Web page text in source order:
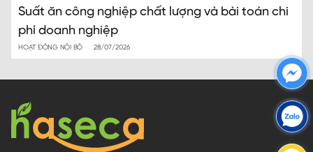
Suất ăn công nghiệp chất lượng và bài toán chi
phí doanh nghiệp
HOẠT ĐỘNG NỘI BỘ 28/07/2026